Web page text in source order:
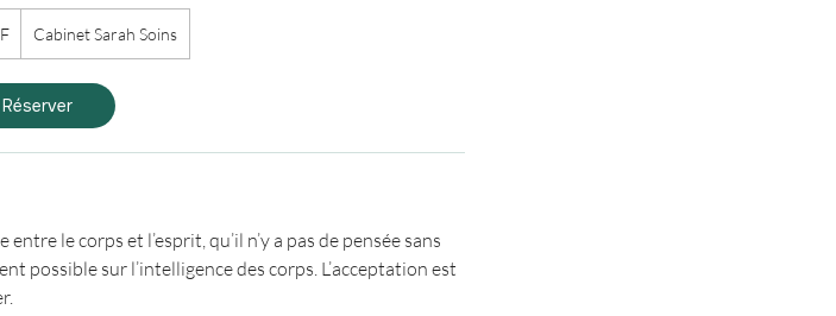
Cabinet Sarah Soins
Réserver
le corps et l’esprit, qu’il n’y a pas de pensée sans
possible sur l’intelligence des corps. L’acceptation est